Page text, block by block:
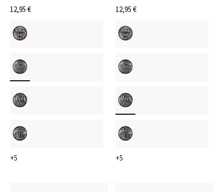
12,95 €
+5
12,95 €
+5